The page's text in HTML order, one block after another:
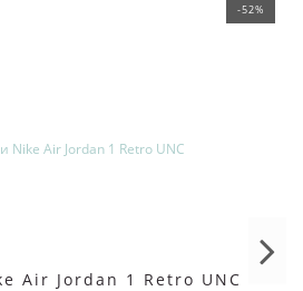
-52%
Air Jordan 1 Retro UNC